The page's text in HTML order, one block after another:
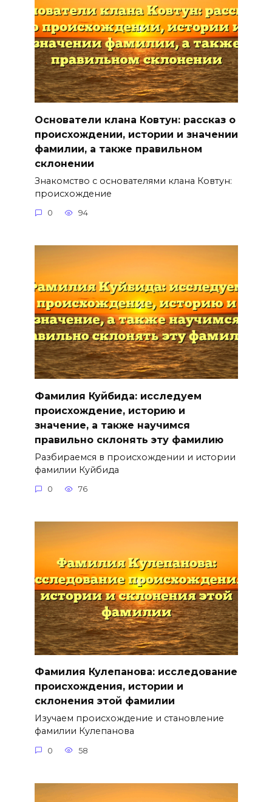
Основатели клана Ковтун: рассказ о
происхождении, истории и значении
фамилии, а также правильном
склонении
Знакомство с основателями клана Ковтун:
происхождение
0 94
Фамилия Куйбида: исследуем
происхождение, историю и
значение, а также научимся
правильно склонять эту фамилию
Разбираемся в происхождении и истории
фамилии Куйбида
0 76
Фамилия Кулепанова: исследование
происхождения, истории и
склонения этой фамилии
Изучаем происхождение и становление
фамилии Кулепанова
0 58